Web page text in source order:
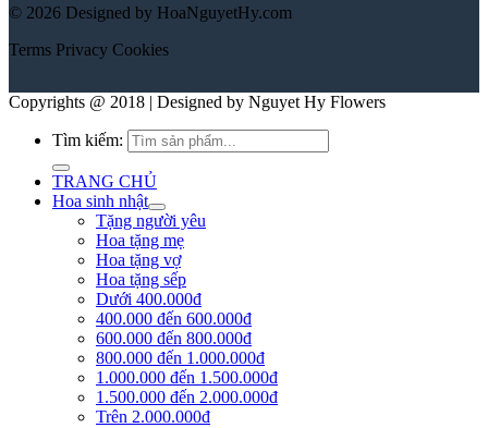
© 2026 Designed by HoaNguyetHy.com
Terms Privacy Cookies
Copyrights @ 2018 | Designed by Nguyet Hy Flowers
Tìm kiếm:
TRANG CHỦ
Hoa sinh nhật
Tặng người yêu
Hoa tặng mẹ
Hoa tặng vợ
Hoa tặng sếp
Dưới 400.000đ
400.000 đến 600.000đ
600.000 đến 800.000đ
800.000 đến 1.000.000đ
1.000.000 đến 1.500.000đ
1.500.000 đến 2.000.000đ
Trên 2.000.000đ